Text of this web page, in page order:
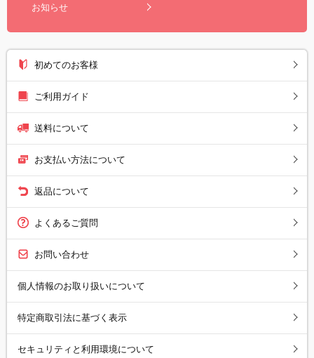
お知らせ
初めてのお客様
ご利用ガイド
送料について
お支払い方法について
返品について
よくあるご質問
お問い合わせ
個人情報のお取り扱いについて
特定商取引法に基づく表示
セキュリティと利用環境について